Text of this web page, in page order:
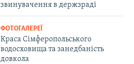
звинувачення в держзраді
ФОТОГАЛЕРЕЇ
Краса Сімферопольського
водосховища та занедбаність
довкола